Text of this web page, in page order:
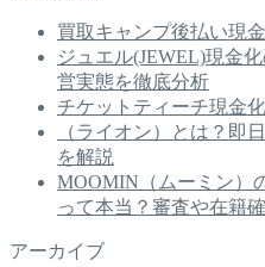
買取キャンプ後払い現
ジュエル(JEWEL)現金
営実態を徹底分析
チケットティーチ現金
（ライオン）とは？即
を解説
MOOMIN（ムーミン）
って本当？審査や在籍
アーカイブ